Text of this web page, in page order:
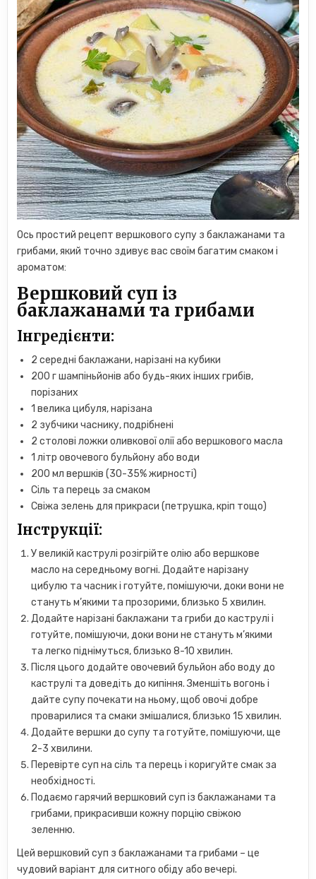
Ось простий рецепт вершкового супу з баклажанами та
грибами, який точно здивує вас своїм багатим смаком і
ароматом:
Вершковий суп із
баклажанами та грибами
Інгредієнти:
2 середні баклажани, нарізані на кубики
200 г шампіньйонів або будь-яких інших грибів,
порізаних
1 велика цибуля, нарізана
2 зубчики часнику, подрібнені
2 столові ложки оливкової олії або вершкового масла
1 літр овочевого бульйону або води
200 мл вершків (30-35% жирності)
Сіль та перець за смаком
Свіжа зелень для прикраси (петрушка, кріп тощо)
Інструкції:
У великій каструлі розігрійте олію або вершкове
масло на середньому вогні. Додайте нарізану
цибулю та часник і готуйте, помішуючи, доки вони не
стануть м’якими та прозорими, близько 5 хвилин.
Додайте нарізані баклажани та гриби до каструлі і
готуйте, помішуючи, доки вони не стануть м’якими
та легко піднімуться, близько 8-10 хвилин.
Після цього додайте овочевий бульйон або воду до
каструлі та доведіть до кипіння. Зменшіть вогонь і
дайте супу почекати на ньому, щоб овочі добре
проварилися та смаки змішалися, близько 15 хвилин.
Додайте вершки до супу та готуйте, помішуючи, ще
2-3 хвилини.
Перевірте суп на сіль та перець і коригуйте смак за
необхідності.
Подаємо гарячий вершковий суп із баклажанами та
грибами, прикрасивши кожну порцію свіжою
зеленню.
Цей вершковий суп з баклажанами та грибами – це
чудовий варіант для ситного обіду або вечері.